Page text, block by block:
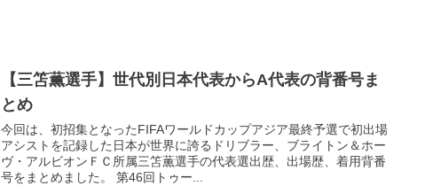
【三笘薫選手】世代別日本代表からA代表の背番号ま
とめ
今回は、初招集となったFIFAワールドカップアジア最終予選で初出場
アシストを記録した日本が世界に誇るドリブラー、ブライトン＆ホー
ヴ・アルビオンＦＣ所属三笘薫選手の代表選出歴、出場歴、着用背番
号をまとめました。 第46回トゥー...